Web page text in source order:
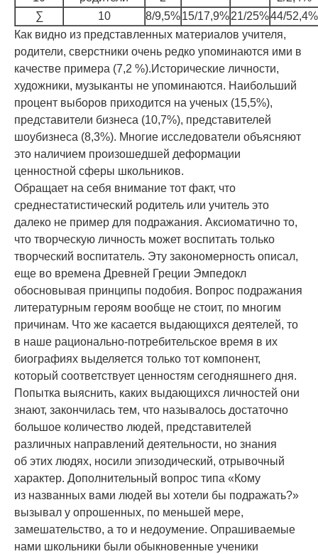
∑
10 8/9,5%15/17,9%21/25%44/52,4%
Как видно из представленных материалов учителя,
родители, сверстники очень редко упоминаются ими в
качестве примера (7,2 %).Исторические личности,
художники, музыканты не упоминаются. Наибольший
процент выборов приходится на ученых (15,5%),
представители бизнеса (10,7%), представителей
шоубизнеса (8,3%). Многие исследователи объясняют
это наличием произошедшей деформации
ценностной сферы школьников.
Обращает на себя внимание тот факт, что
среднестатистический родитель или учитель это
далеко не пример для подражания. Аксиоматично то,
что творческую личность может воспитать только
творческий воспитатель. Эту закономерность описал,
еще во времена Древней Греции Эмпедокл
обосновывая принципы подобия. Вопрос подражания
литературным героям вообще не стоит, по многим
причинам. Что же касается выдающихся деятелей, то
в наше рационально-потребительское время в их
биографиях выделяется только тот компонент,
который соответствует ценностям сегодняшнего дня.
Попытка выяснить, каких выдающихся личностей они
знают, закончилась тем, что называлось достаточно
большое количество людей, представителей
различных направлений деятельности, но знания
об этих людях, носили эпизодический, отрывочный
характер. Дополнительный вопрос типа «Кому
из названных вами людей вы хотели бы подражать?»
вызывал у опрошенных, по меньшей мере,
замешательство, а то и недоумение. Опрашиваемые
нами школьники были обыкновенные ученики